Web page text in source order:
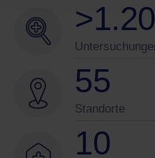
>
Standorte
55
10